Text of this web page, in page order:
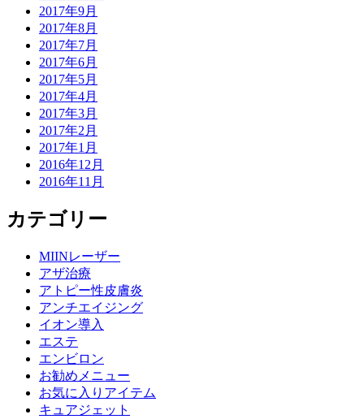
2017年9月
2017年8月
2017年7月
2017年6月
2017年5月
2017年4月
2017年3月
2017年2月
2017年1月
2016年12月
2016年11月
カテゴリー
MIINレーザー
アザ治療
アトピー性皮膚炎
アンチエイジング
イオン導入
エステ
エンビロン
お勧めメニュー
お気に入りアイテム
キュアジェット